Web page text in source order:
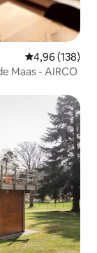
Gemiddelde
4,96 (138)
Maas - AIRCO